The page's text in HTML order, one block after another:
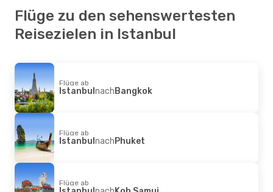
Flüge zu den sehenswertesten
Reisezielen in Istanbul
Flüge ab
IstanbulnachBangkok
Flüge ab
IstanbulnachPhuket
Flüge ab